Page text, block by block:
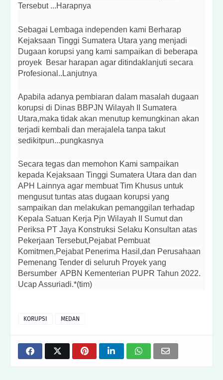
Tersebut ...Harapnya
Sebagai Lembaga independen kami Berharap
Kejaksaan Tinggi Sumatera Utara yang menjadi
Dugaan korupsi yang kami sampaikan di beberapa
proyek Besar harapan agar ditindaklanjuti secara
Profesional..Lanjutnya
Apabila adanya pembiaran dalam masalah dugaan
korupsi di Dinas BBPJN Wilayah II Sumatera
Utara,maka tidak akan menutup kemungkinan akan
terjadi kembali dan merajalela tanpa takut
sedikitpun...pungkasnya
Secara tegas dan memohon Kami sampaikan
kepada Kejaksaan Tinggi Sumatera Utara dan dan
APH Lainnya agar membuat Tim Khusus untuk
mengusut tuntas atas dugaan korupsi yang
sampaikan dan melakukan pemanggilan terhadap
Kepala Satuan Kerja Pjn Wilayah II Sumut dan
Periksa PT Jaya Konstruksi Selaku Konsultan atas
Pekerjaan Tersebut,Pejabat Pembuat
Komitmen,Pejabat Penerima Hasil,dan Perusahaan
Pemenang Tender di seluruh Proyek yang
Bersumber APBN Kementerian PUPR Tahun 2022.
Ucap Assuriadi.*(tim)
KORUPSI MEDAN